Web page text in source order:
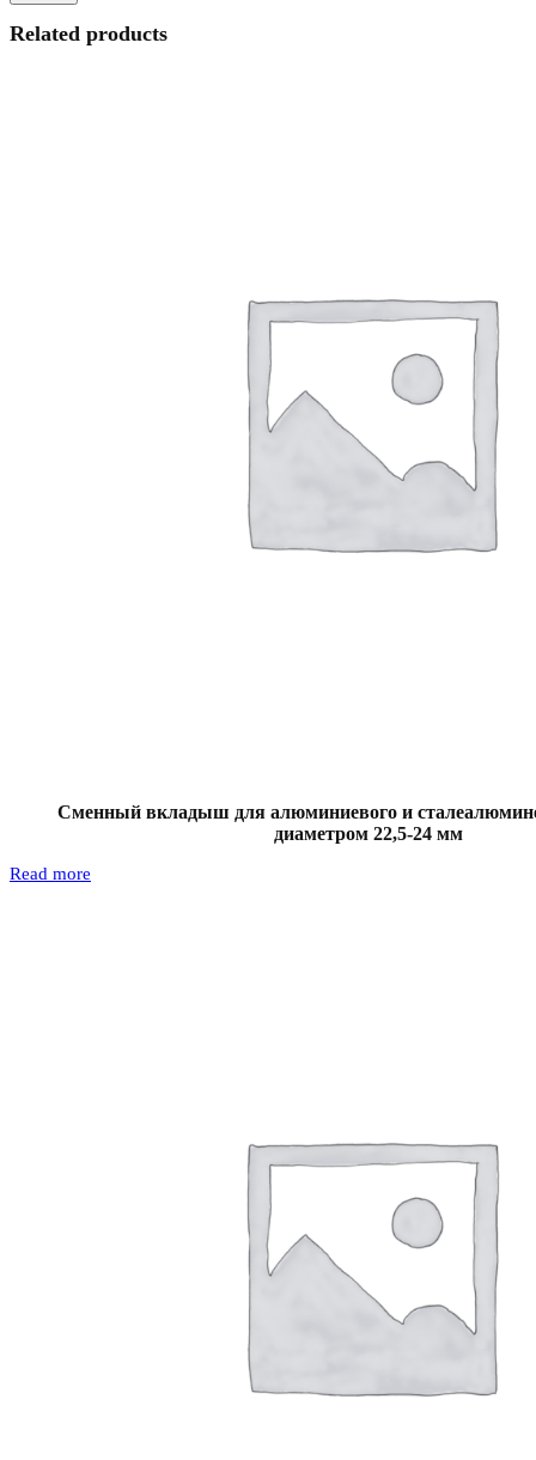
Related products
Сменный вкладыш для алюминиевого и
диаметром 22,5-24 мм
Read more